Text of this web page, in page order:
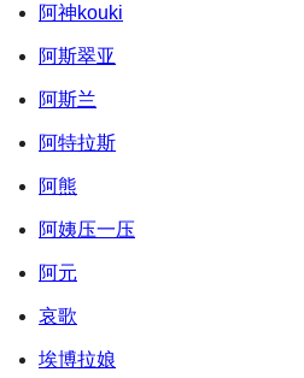
阿神kouki
阿斯翠亚
阿斯兰
阿特拉斯
阿熊
阿姨压一压
阿元
哀歌
埃博拉娘